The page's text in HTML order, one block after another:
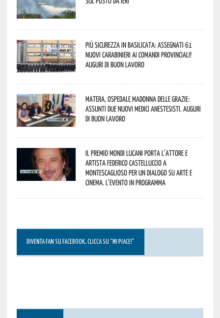
Più sicurezza in Basilicata: assegnati 61
nuovi Carabinieri ai Comandi provinciali!
Auguri di buon lavoro
Matera, Ospedale Madonna delle Grazie:
assunti due nuovi medici anestesisti. Auguri
di buon lavoro
Il Premio Mondi Lucani porta l’attore e
artista Federico Castelluccio a
Montescaglioso per un dialogo su arte e
cinema. L’evento in programma
DIVENTA FAN SU FACEBOOK, CLICCA SU “MI PIACE!”